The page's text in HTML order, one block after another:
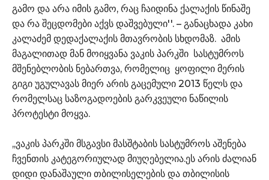
გამო და არა იმის გამო, რაც ჩაიდინა ქალაქის წინაშე
და რა შეცდომები აქვს დაშვებული''. – განაცხადა კახი
კალაძემ დედაქალაქის მთავრობის სხდომაზ. ამის
მაგალითად მან მოიყვანა ვაკის პარკში სასტუმროს
მშენებლობის ნებართვა, რომელიც ყოფილი მერის
გიგი უგულავას მიერ არის გაცემული 2013 წელს და
რომელსაც საზოგადოების გარკვეული ნაწილის
პროტესტი მოყვა.
,,ვაკის პარკში მსგავსი მასშტაბის სასტუმროს აშენება
ჩვენთის კატეგორიულად მიუღებელია.ეს არის ძალიან
დიდი დანაშაული თბილისელების და თბილისის